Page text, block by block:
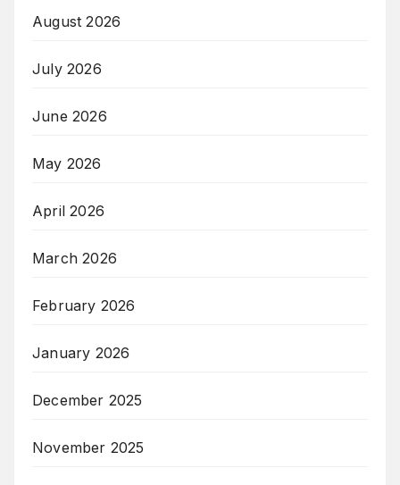
August 2026
July 2026
June 2026
May 2026
April 2026
March 2026
February 2026
January 2026
December 2025
November 2025